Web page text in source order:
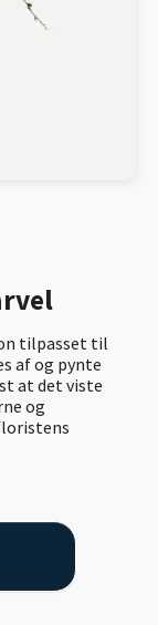
tilpasset til
af og pynte
at det viste
og